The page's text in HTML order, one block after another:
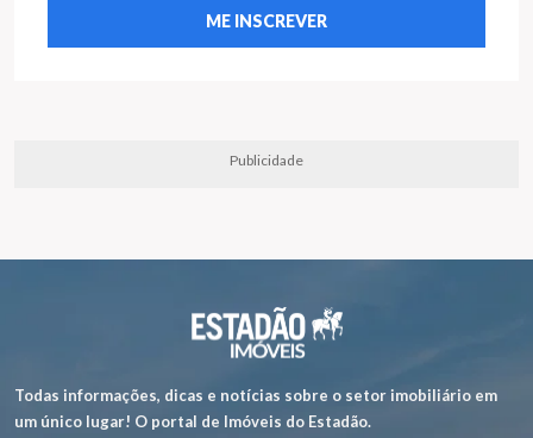
Publicidade
Todas informações, dicas e notícias sobre o setor imobiliário em
um único lugar! O portal de Imóveis do Estadão.